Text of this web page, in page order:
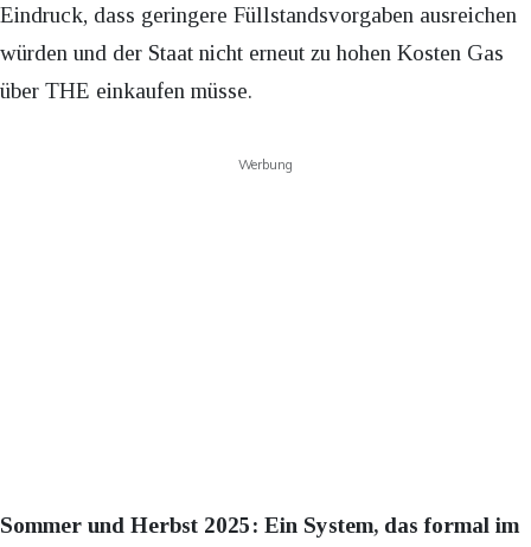
Eindruck, dass geringere Füllstandsvorgaben ausreichen
würden und der Staat nicht erneut zu hohen Kosten Gas
über THE einkaufen müsse.
Werbung
Sommer und Herbst 2025: Ein System, das formal im